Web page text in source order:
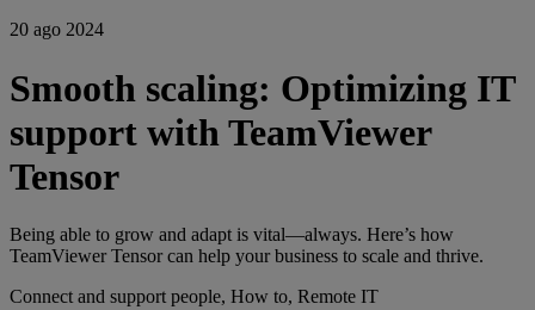
20 ago 2024
Smooth scaling: Optimizing IT
support with TeamViewer
Tensor
Being able to grow and adapt is vital—always. Here’s how
TeamViewer Tensor can help your business to scale and thrive.
Connect and support people, How to, Remote IT